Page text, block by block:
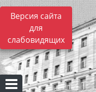
Версия сайта
для
слабовидящих